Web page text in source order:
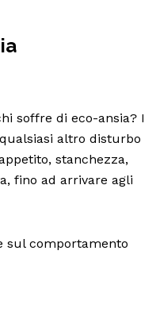
soffre di eco-ansia? I
altro disturbo
stanchezza,
fino ad arrivare agli
sul comportamento